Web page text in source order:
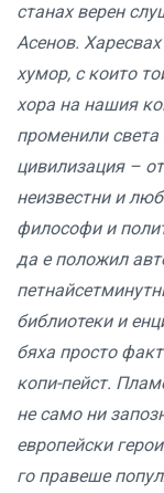
станах верен
Асенов.
хумор, с които
хора на нашия
променили
цивилизация –
неизвестни и
философи и
да е положил
библиотеки и
бяха просто
копи-пейст.
не само ни
европейски
го правеше